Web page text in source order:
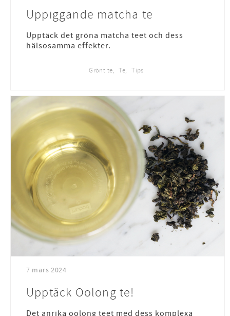
Uppiggande matcha te
Upptäck det gröna matcha teet och dess
hälsosamma effekter.
Grönt te Te Tips
7 mars 2024
Upptäck Oolong te!
Det anrika oolong teet med dess komplexa